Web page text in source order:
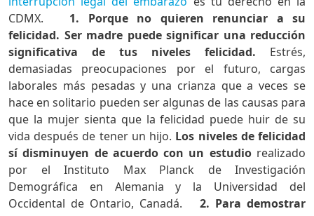
CDMX. 1. Porque no quieren renunciar a su
felicidad. Ser madre puede significar una reducción
significativa de tus niveles felicidad. Estrés,
demasiadas preocupaciones por el futuro, cargas
laborales más pesadas y una crianza que a veces se
hace en solitario pueden ser algunas de las causas para
que la mujer sienta que la felicidad puede huir de su
vida después de tener un hijo. Los niveles de felicidad
sí disminuyen de acuerdo con un estudio realizado
por el Instituto Max Planck de Investigación
Demográfica en Alemania y la Universidad del
Occidental de Ontario, Canadá. 2. Para demostrar